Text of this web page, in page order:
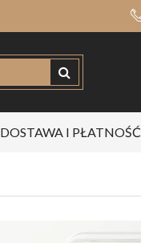
DOSTAWA I PŁATNOŚĆ